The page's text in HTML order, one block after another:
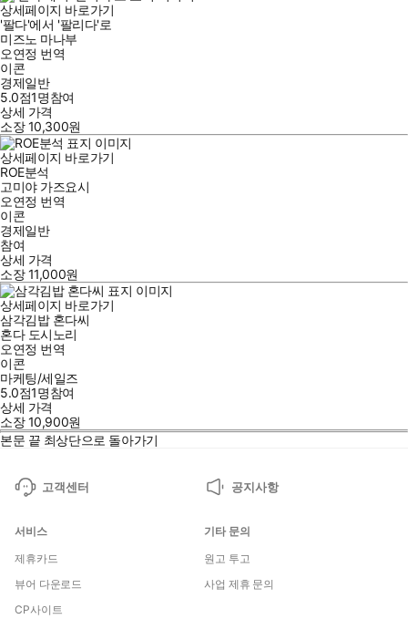
상세페이지 바로가기
'팔다'에서 '팔리다'로
미즈노 마나부
오연정 번역
이콘
경제일반
5.0점1명참여
상세 가격
소장10,300원
상세페이지 바로가기
ROE분석
고미야 가즈요시
오연정 번역
이콘
경제일반
참여
상세 가격
소장11,000원
상세페이지 바로가기
삼각김밥 혼다씨
혼다 도시노리
오연정 번역
이콘
마케팅/세일즈
5.0점1명참여
상세 가격
소장10,900원
본문 끝 최상단으로 돌아가기
고객센터 공지사항
서비스
제휴카드
뷰어 다운로드
CP사이트
기타 문의
원고 투고
사업 제휴 문의